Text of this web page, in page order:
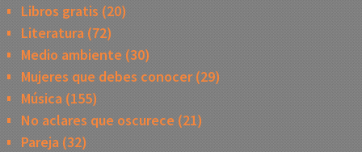
Libros gratis (20)
Literatura(72)
Medio ambiente (30)
Mujeres que debes conocer(29)
Música(155)
No aclares que oscurece (21)
Pareja(32)